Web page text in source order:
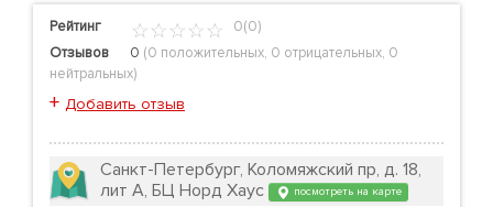
Рейтинг
0(0)
Отзывов
0 (0 положительных, 0 отрицательных, 0
нейтральных)
+ Добавить отзыв
Санкт-Петербург, Коломяжский пр, д. 18,
лит А, БЦ Норд Хаус
посмотреть на карте